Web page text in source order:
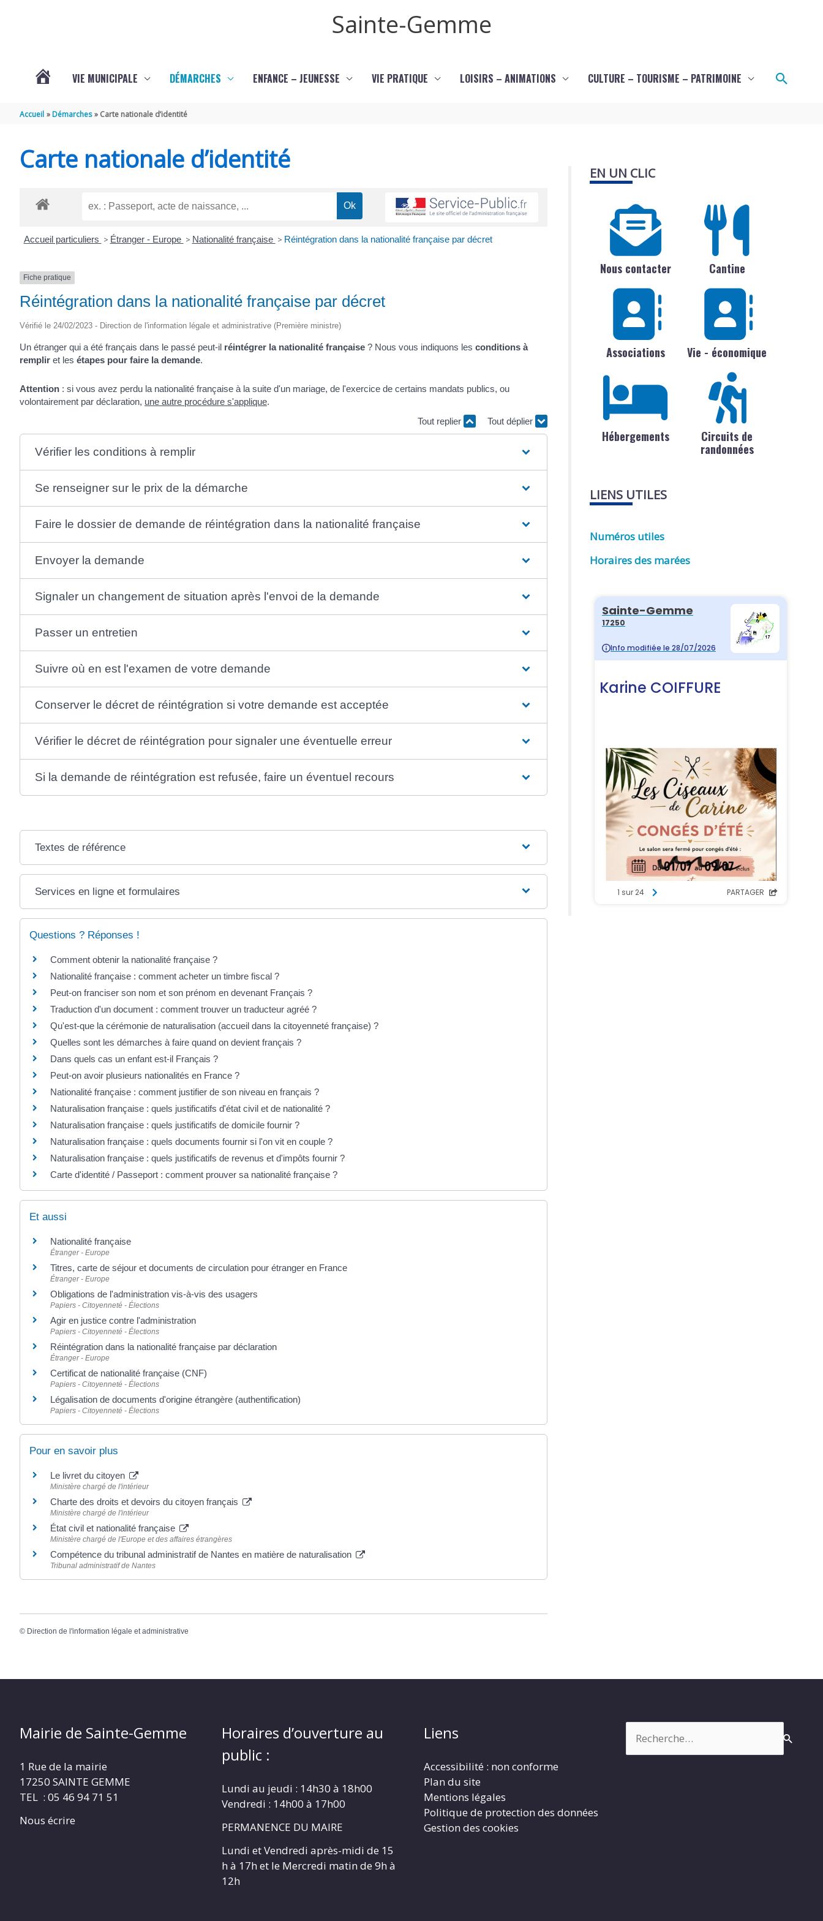
Sainte-Gemme
GEMME
VIE MUNICIPALE DÉMARCHES ENFANCE – JEUNESSE VIE PRATIQUE LOISIRS – ANIMATIONS CULTURE – TOURISME – PATRIMOINE
Accueil Démarches Carte nationale d’identité
Carte nationale d’identité
Accueil particuliers > Étranger - Europe > Nationalité française > Réintégration dans la nationalité française par décret
Fiche pratique
Réintégration dans la nationalité française par décret
Vérifié le 24/02/2023 - Direction de l'information légale et administrative (Première ministre)
Un étranger qui a été français dans le passé peut-il réintégrer la nationalité française ? Nous vous indiquons les conditions à
remplir et les étapes pour faire la demande.
Attention : si vous avez perdu la nationalité française à la suite d'un mariage, de l'exercice de certains mandats publics, ou
volontairement par déclaration, une autre procédure s'applique.
Tout replier
Tout déplier
Vérifier les conditions à remplir
Se renseigner sur le prix de la démarche
Faire le dossier de demande de réintégration dans la nationalité française
Envoyer la demande
Signaler un changement de situation après l'envoi de la demande
Passer un entretien
Suivre où en est l'examen de votre demande
Conserver le décret de réintégration si votre demande est acceptée
Vérifier le décret de réintégration pour signaler une éventuelle erreur
Si la demande de réintégration est refusée, faire un éventuel recours
Textes de référence
Services en ligne et formulaires
Questions ? Réponses !
Comment obtenir la nationalité française ?
Nationalité française : comment acheter un timbre fiscal ?
Peut-on franciser son nom et son prénom en devenant Français ?
Traduction d'un document : comment trouver un traducteur agréé ?
Qu'est-que la cérémonie de naturalisation (accueil dans la citoyenneté française) ?
Quelles sont les démarches à faire quand on devient français ?
Dans quels cas un enfant est-il Français ?
Peut-on avoir plusieurs nationalités en France ?
Nationalité française : comment justifier de son niveau en français ?
Naturalisation française : quels justificatifs d'état civil et de nationalité ?
Naturalisation française : quels justificatifs de domicile fournir ?
Naturalisation française : quels documents fournir si l'on vit en couple ?
Naturalisation française : quels justificatifs de revenus et d'impôts fournir ?
Carte d'identité / Passeport : comment prouver sa nationalité française ?
Et aussi
Nationalité française
Étranger - Europe
Titres, carte de séjour et documents de circulation pour étranger en France
Étranger - Europe
Obligations de l'administration vis-à-vis des usagers
Papiers - Citoyenneté - Élections
Agir en justice contre l'administration
Papiers - Citoyenneté - Élections
Réintégration dans la nationalité française par déclaration
Étranger - Europe
Certificat de nationalité française (CNF)
Papiers - Citoyenneté - Élections
Légalisation de documents d'origine étrangère (authentification)
Papiers - Citoyenneté - Élections
Pour en savoir plus
Le livret du citoyen
Ministère chargé de l'intérieur
Charte des droits et devoirs du citoyen français
Ministère chargé de l'intérieur
État civil et nationalité française
Ministère chargé de l'Europe et des affaires étrangères
Compétence du tribunal administratif de Nantes en matière de naturalisation
Tribunal administratif de Nantes
© Direction de l'information légale et administrative
EN UN CLIC
Nous contacter Cantine
Associations Vie - économique
Hébergements
Circuits de
randonnées
LIENS UTILES
Numéros utiles
Horaires des marées
Mairie de Sainte-Gemme
1 Rue de la mairie
17250 SAINTE GEMME
TEL : 05 46 94 71 51
Nous écrire
Horaires d’ouverture au
public :
Lundi au jeudi : 14h30 à 18h00
Vendredi : 14h00 à 17h00
PERMANENCE DU MAIRE
Lundi et Vendredi après-midi de 15
h à 17h et le Mercredi matin de 9h à
12h
Liens
Accessibilité : non conforme
Plan du site
Mentions légales
Politique de protection des données
Gestion des cookies